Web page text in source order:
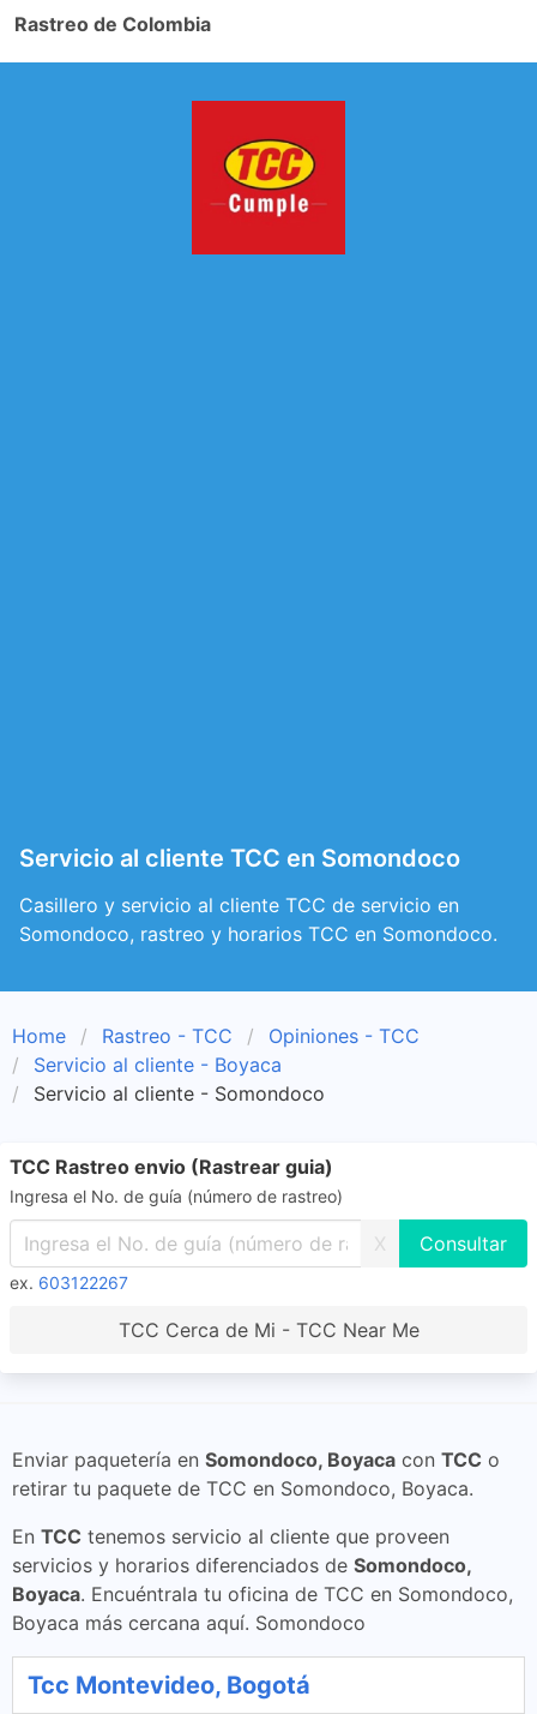
Rastreo de Colombia
Servicio al cliente TCC en Somondoco
Casillero y servicio al cliente TCC de servicio en
Somondoco, rastreo y horarios TCC en Somondoco.
Home Rastreo - TCC
Opiniones - TCC
Servicio al cliente - Boyaca
Servicio al cliente - Somondoco
TCC Rastreo envio (Rastrear guia)
Ingresa el No. de guía (número de rastreo)
X
ex. 603122267
TCC Cerca de Mi - TCC Near Me
Enviar paquetería en Somondoco, Boyaca con TCC o
retirar tu paquete de TCC en Somondoco, Boyaca.
En TCC tenemos servicio al cliente que proveen
servicios y horarios diferenciados de Somondoco,
Boyaca. Encuéntrala tu oficina de TCC en Somondoco,
Boyaca más cercana aquí. Somondoco
Tcc Montevideo, Bogotá